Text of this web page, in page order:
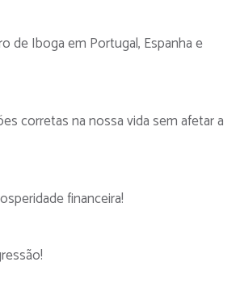
de Iboga em Portugal, Espanha e
corretas na nossa vida sem afetar a
financeira!